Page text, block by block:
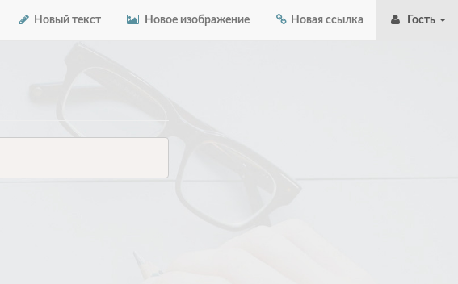
Новый текст Новое изображение Новая ссылка Гость